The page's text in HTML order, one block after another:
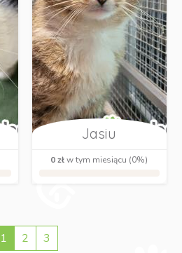
Jasiu
0 złw tym miesiącu (0%)
1 2 3